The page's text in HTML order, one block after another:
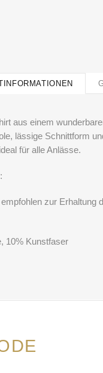
aus einem
lässige Schnittform
für alle Anlässe.
zur Erhaltung
10% Kunstfaser